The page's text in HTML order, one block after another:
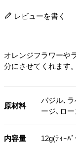
レビューを書く
オレンジフラワーや
分にさせてくれます
原材料
バジル､
ージ､ロ
内容量 12g(ﾃｨｰﾊ